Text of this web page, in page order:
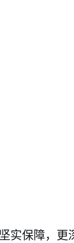
实保障，